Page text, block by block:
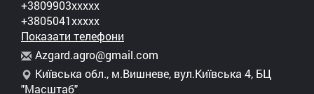
+3809903xxxxx
+3805041xxxxx
Показати телефони
Azgard.agro@gmail.com
Київська обл., м.Вишневе, вул.Київська 4, БЦ
"Масштаб"